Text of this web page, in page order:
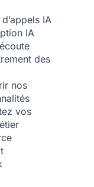
IA
IA
des
nos
vos